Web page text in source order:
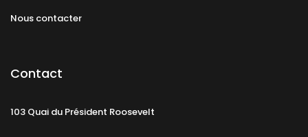
Nous contacter
Contact
103 Quai du Président Roosevelt